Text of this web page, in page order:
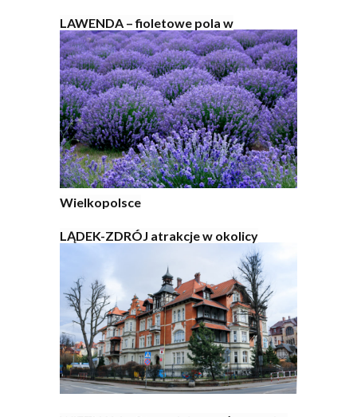
LAWENDA – fioletowe pola w
Wielkopolsce
LĄDEK-ZDRÓJ atrakcje w okolicy